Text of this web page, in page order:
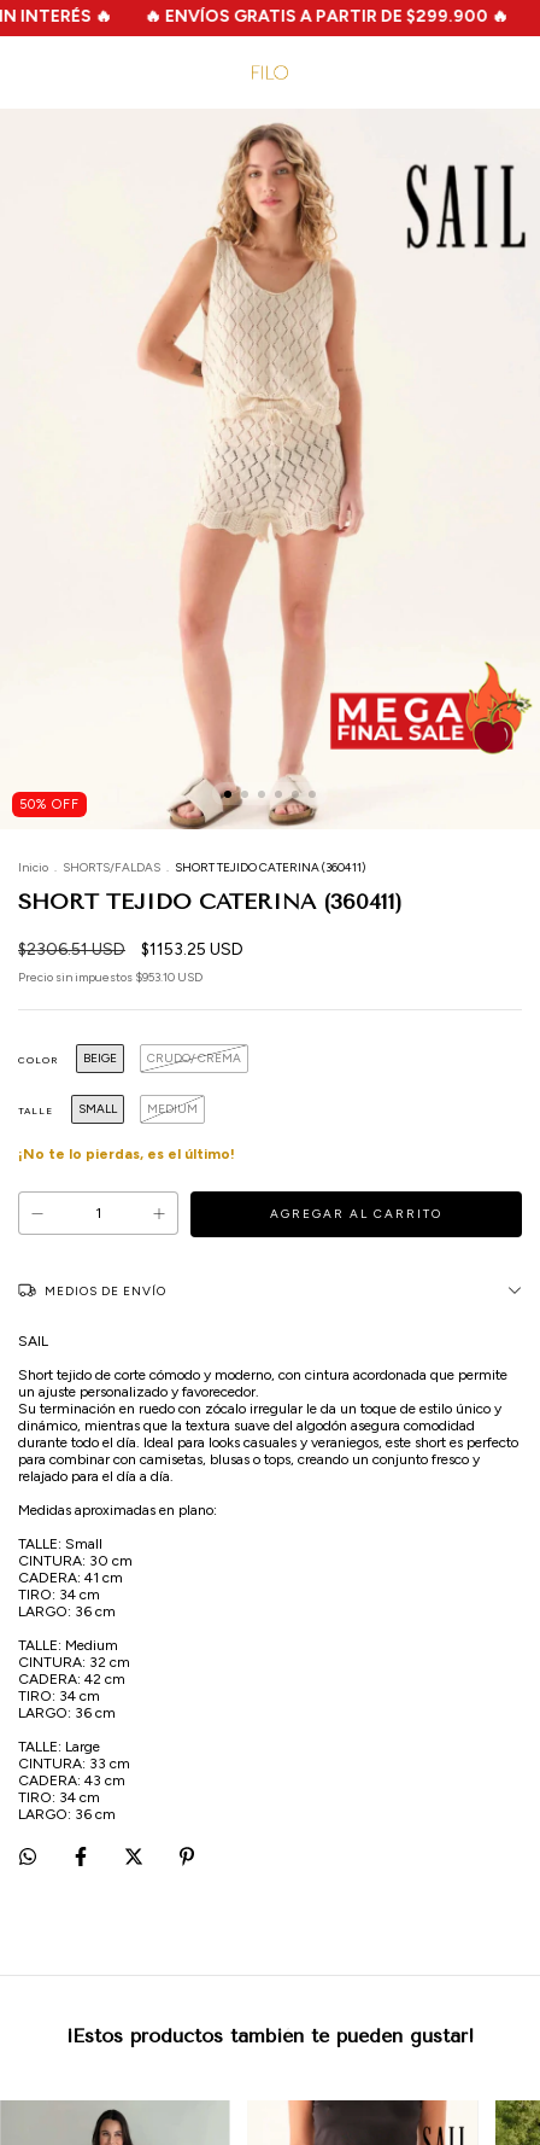
🔥 🔥 ENVÍOS GRATIS A PARTIR DE $299.900 🔥
50% OFF
Inicio . SHORTS/FALDAS . SHORT TEJIDO CATERINA (360411)
SHORT TEJIDO CATERINA (360411)
$2306.51 USD $1153.25 USD
Precio sin impuestos $953.10 USD
COLOR BEIGE CRUDO/ CREMA
TALLE SMALL MEDIUM
¡No te lo pierdas, es el último!
MEDIOS DE ENVÍO
SAIL
Short tejido de corte cómodo y moderno, con cintura acordonada que permite
un ajuste personalizado y favorecedor.
Su terminación en ruedo con zócalo irregular le da un toque de estilo único y
dinámico, mientras que la textura suave del algodón asegura comodidad
durante todo el día. Ideal para looks casuales y veraniegos, este short es perfecto
para combinar con camisetas, blusas o tops, creando un conjunto fresco y
relajado para el día a día.
Medidas aproximadas en plano:
TALLE: Small
CINTURA: 30 cm
CADERA: 41 cm
TIRO: 34 cm
LARGO: 36 cm
TALLE: Medium
CINTURA: 32 cm
CADERA: 42 cm
TIRO: 34 cm
LARGO: 36 cm
TALLE: Large
CINTURA: 33 cm
CADERA: 43 cm
TIRO: 34 cm
LARGO: 36 cm
¡Estos productos también te pueden gustar!